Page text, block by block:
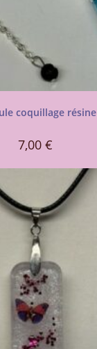
coquillage résine
7,00 €